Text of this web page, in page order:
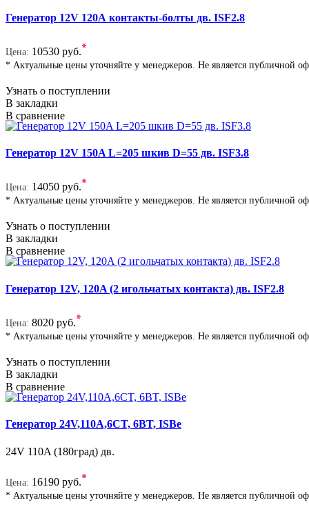
Генератор 12V 120А контакты-болты дв. ISF2.8
Цена: 10530 руб.*
* Актуальные цены уточняйте у менеджеров. Не является публичной
Узнать о поступлении
В закладки
В сравнение
Генератор 12V 150A L=205 шкив D=55 дв. ISF3.8
Цена: 14050 руб.*
* Актуальные цены уточняйте у менеджеров. Не является публичной
Узнать о поступлении
В закладки
В сравнение
Генератор 12V, 120A (2 игольчатых контакта) дв. ISF2.8
Цена: 8020 руб.*
* Актуальные цены уточняйте у менеджеров. Не является публичной
Узнать о поступлении
В закладки
В сравнение
Генератор 24V,110A,6CT, 6BT, ISBe
24V 110A (180град) дв.
Цена: 16190 руб.*
* Актуальные цены уточняйте у менеджеров. Не является публичной